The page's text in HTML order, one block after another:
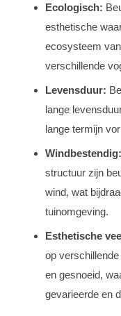
Ecologisch:
esthetische
ecosysteem
verschillende
Levensduur:
lange
lange termijn
Windbestendig:
structuur zijn
wind, wat
tuinomgeving.
Esthetische
op
en gesnoeid,
gevarieerde en